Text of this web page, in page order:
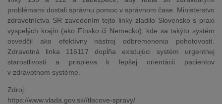
problémami dostali správnu pomoc v správnom čase. Ministerstvo
zdravotníctva SR zavedením tejto linky zladilo Slovensko s praxi
vyspelých krajín (ako Fínsko či Nemecko), kde sa takýto systém
osvedčil ako efektívny nástroj odbremenenia pohotovostí.
Zdravotná linka 116117 dopĺňa existujúci systém urgentnej
starostlivosti a prispieva k lepšej orientácii pacientov
v zdravotnom systéme.
Zdroj:
https://www.vlada.gov.sk//tlacove-spravy/